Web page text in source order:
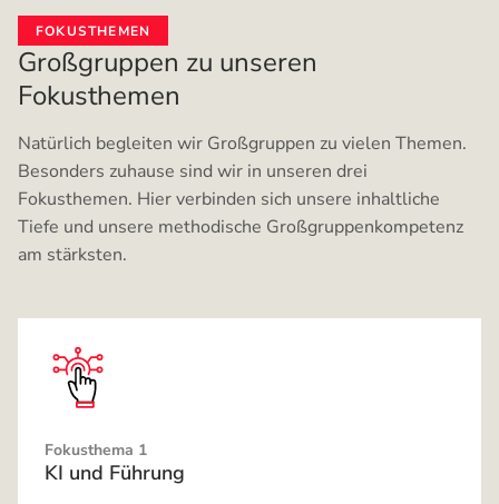
FOKUSTHEMEN
Großgruppen zu unseren
Fokusthemen
Natürlich begleiten wir Großgruppen zu vielen Themen.
Besonders zuhause sind wir in unseren drei
Fokusthemen. Hier verbinden sich unsere inhaltliche
Tiefe und unsere methodische Großgruppenkompetenz
am stärksten.
Fokusthema 1
KI und Führung